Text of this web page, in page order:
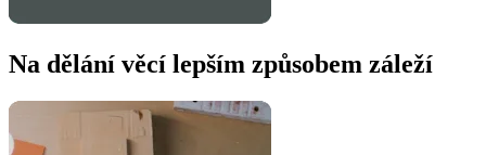
Na dělání věcí lepším způsobem záleží